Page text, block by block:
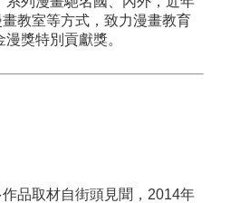
教室等方式，致力漫畫教育
獎特別貢獻獎。
品取材自街頭見聞，2014年